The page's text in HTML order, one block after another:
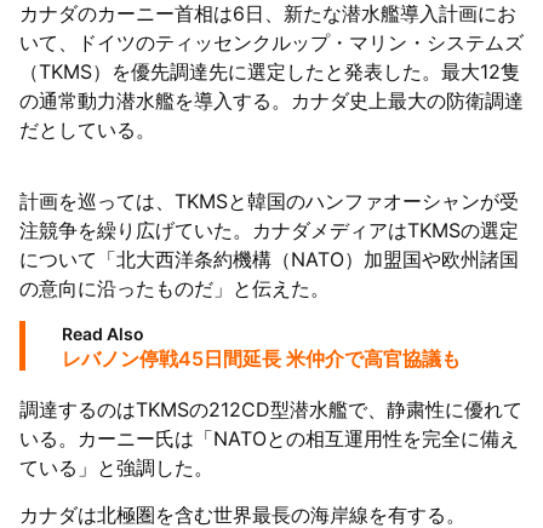
カナダのカーニー首相は6日、新たな潜水艦導入計画にお
いて、ドイツのティッセンクルップ・マリン・システムズ
（TKMS）を優先調達先に選定したと発表した。最大12隻
の通常動力潜水艦を導入する。カナダ史上最大の防衛調達
だとしている。
計画を巡っては、TKMSと韓国のハンファオーシャンが受
注競争を繰り広げていた。カナダメディアはTKMSの選定
について「北大西洋条約機構（NATO）加盟国や欧州諸国
の意向に沿ったものだ」と伝えた。
Read Also
レバノン停戦45日間延長 米仲介で高官協議も
調達するのはTKMSの212CD型潜水艦で、静粛性に優れて
いる。カーニー氏は「NATOとの相互運用性を完全に備え
ている」と強調した。
カナダは北極圏を含む世界最長の海岸線を有する。